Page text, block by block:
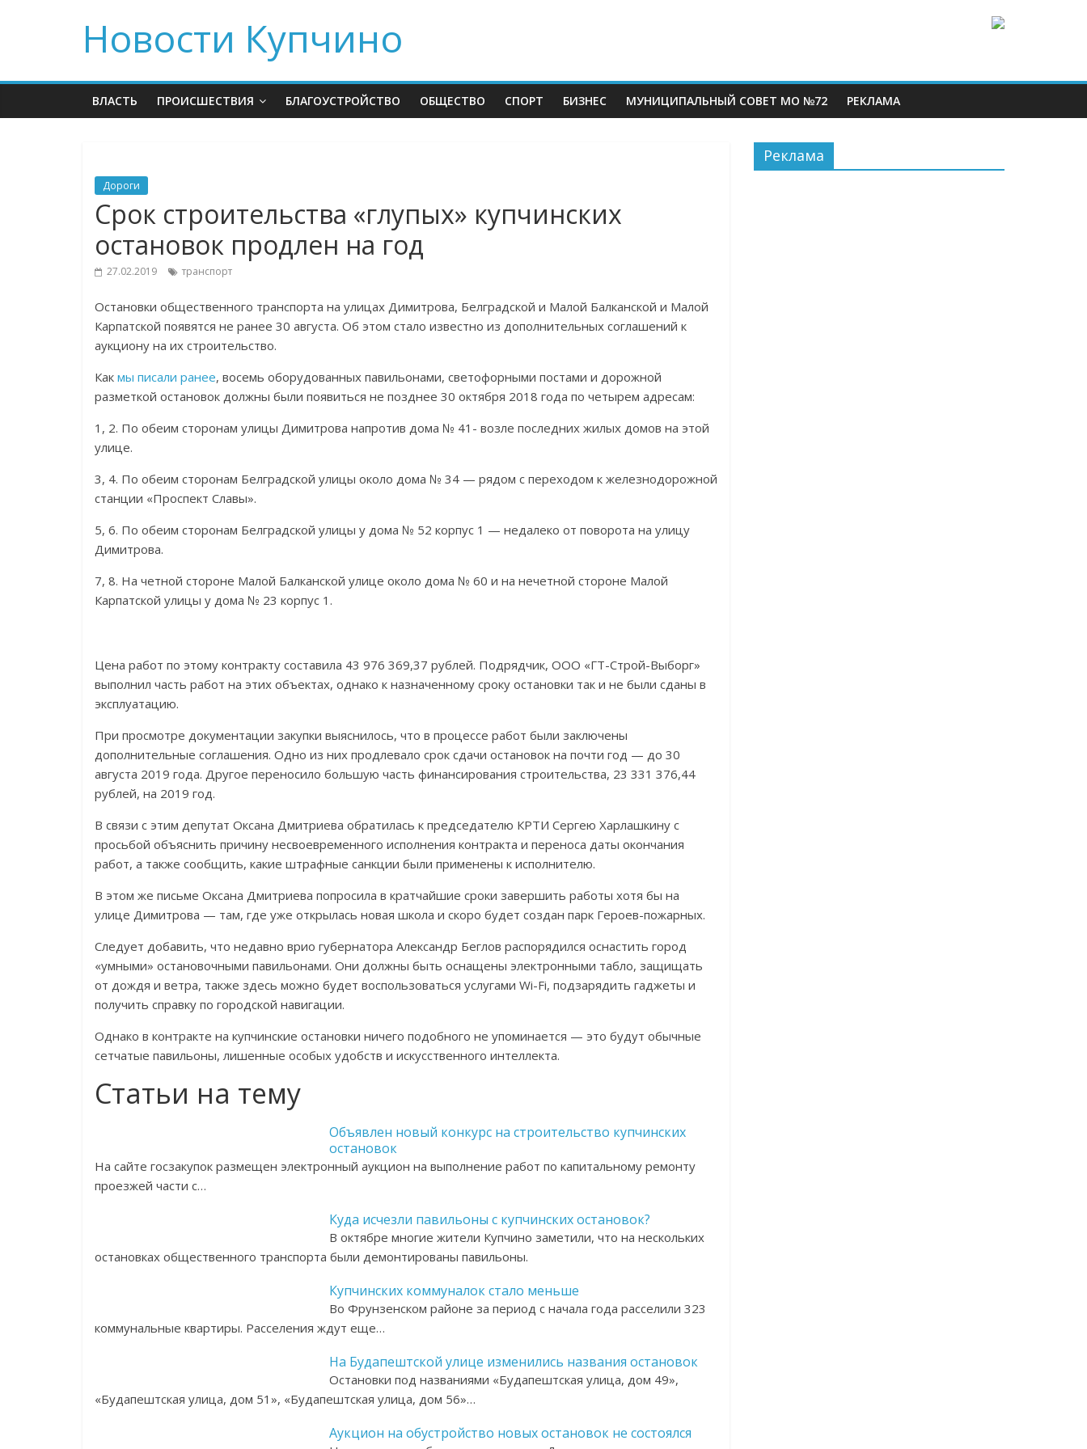
Новости Купчино
ВЛАСТЬ ПРОИСШЕСТВИЯ БЛАГОУСТРОЙСТВО ОБЩЕСТВО СПОРТ БИЗНЕС МУНИЦИПАЛЬНЫЙ СОВЕТ МО №72 РЕКЛАМА
Дороги
Срок строительства «глупых» купчинских
остановок продлен на год
27.02.2019 транспорт
Остановки общественного транспорта на улицах Димитрова, Белградской и Малой Балканской и Малой
Карпатской появятся не ранее 30 августа. Об этом стало известно из дополнительных соглашений к
аукциону на их строительство.
Как мы писали ранее, восемь оборудованных павильонами, светофорными постами и дорожной
разметкой остановок должны были появиться не позднее 30 октября 2018 года по четырем адресам:
1, 2. По обеим сторонам улицы Димитрова напротив дома № 41- возле последних жилых домов на этой
улице.
3, 4. По обеим сторонам Белградской улицы около дома № 34 — рядом с переходом к железнодорожной
станции «Проспект Славы».
5, 6. По обеим сторонам Белградской улицы у дома № 52 корпус 1 — недалеко от поворота на улицу
Димитрова.
7, 8. На четной стороне Малой Балканской улице около дома № 60 и на нечетной стороне Малой
Карпатской улицы у дома № 23 корпус 1.
Цена работ по этому контракту составила 43 976 369,37 рублей. Подрядчик, ООО «ГТ-Строй-Выборг»
выполнил часть работ на этих объектах, однако к назначенному сроку остановки так и не были сданы в
эксплуатацию.
При просмотре документации закупки выяснилось, что в процессе работ были заключены
дополнительные соглашения. Одно из них продлевало срок сдачи остановок на почти год — до 30
августа 2019 года. Другое переносило большую часть финансирования строительства, 23 331 376,44
рублей, на 2019 год.
В связи с этим депутат Оксана Дмитриева обратилась к председателю КРТИ Сергею Харлашкину с
просьбой объяснить причину несвоевременного исполнения контракта и переноса даты окончания
работ, а также сообщить, какие штрафные санкции были применены к исполнителю.
В этом же письме Оксана Дмитриева попросила в кратчайшие сроки завершить работы хотя бы на
улице Димитрова — там, где уже открылась новая школа и скоро будет создан парк Героев-пожарных.
Следует добавить, что недавно врио губернатора Александр Беглов распорядился оснастить город
«умными» остановочными павильонами. Они должны быть оснащены электронными табло, защищать
от дождя и ветра, также здесь можно будет воспользоваться услугами Wi-Fi, подзарядить гаджеты и
получить справку по городской навигации.
Однако в контракте на купчинские остановки ничего подобного не упоминается — это будут обычные
сетчатые павильоны, лишенные особых удобств и искусственного интеллекта.
Статьи на тему
Объявлен новый конкурс на строительство купчинских
остановок
На сайте госзакупок размещен электронный аукцион на выполнение работ по капитальному ремонту
проезжей части с…
Куда исчезли павильоны с купчинских остановок?
В октябре многие жители Купчино заметили, что на нескольких
остановках общественного транспорта были демонтированы павильоны.
Купчинских коммуналок стало меньше
Во Фрунзенском районе за период с начала года расселили 323
коммунальные квартиры. Расселения ждут еще…
На Будапештской улице изменились названия остановок
Остановки под названиями «Будапештская улица, дом 49»,
«Будапештская улица, дом 51», «Будапештская улица, дом 56»…
Аукцион на обустройство новых остановок не состоялся
Реклама